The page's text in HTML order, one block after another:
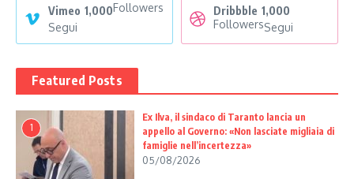
Vimeo 1,000Followers
Segui
Dribbble 1,000
FollowersSegui
Featured Posts
1
Ex Ilva, il sindaco di Taranto lancia un
appello al Governo: «Non lasciate migliaia di
famiglie nell’incertezza»
05/08/2026